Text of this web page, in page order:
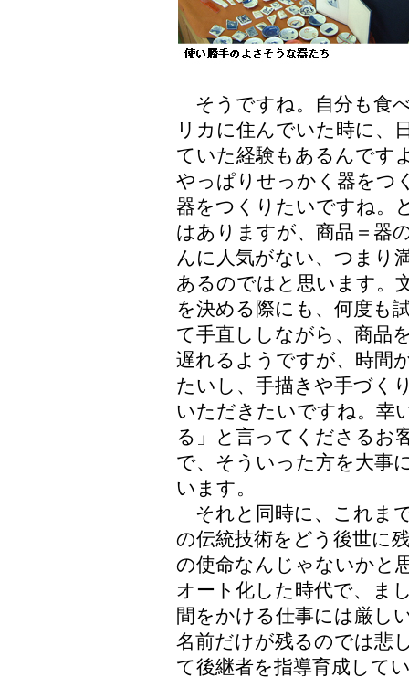
そうですね。自分も食
リカに住んでいた時に、
ていた経験もあるんです
やっぱりせっかく器をつ
器をつくりたいですね。
はありますが、商品＝器
んに人気がない、つまり
あるのではと思います。
を決める際にも、何度も
て手直ししながら、商品
遅れるようですが、時間
たいし、手描きや手づく
いただきたいですね。幸
る」と言ってくださるお
で、そういった方を大事
います。
それと同時に、これま
の伝統技術をどう後世に
の使命なんじゃないかと
オート化した時代で、ま
間をかける仕事には厳し
名前だけが残るのでは悲
て後継者を指導育成して